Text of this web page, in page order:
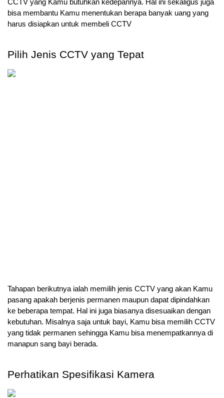
CCTV yang Kamu butuhkan kedepannya. Hal ini sekaligus juga
bisa membantu Kamu menentukan berapa banyak uang yang
harus disiapkan untuk membeli CCTV
Pilih Jenis CCTV yang Tepat
Tahapan berikutnya ialah memilih jenis CCTV yang akan Kamu
pasang apakah berjenis permanen maupun dapat dipindahkan
ke beberapa tempat. Hal ini juga biasanya disesuaikan dengan
kebutuhan. Misalnya saja untuk bayi, Kamu bisa memilih CCTV
yang tidak permanen sehingga Kamu bisa menempatkannya di
manapun sang bayi berada.
Perhatikan Spesifikasi Kamera